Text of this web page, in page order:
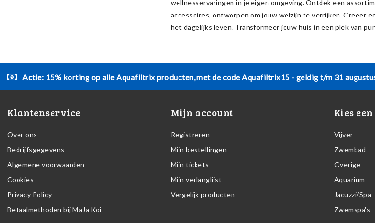
wellnesservaringen in je eigen omgeving. Ontdek een
accessoires, ontworpen om jouw welzijn te verrijken. Creëer
het dagelijks leven. Transformeer jouw huis in een plek van
Actie: 15% korting op alle Aquafiltrix producten, met de code Aquafiltrix15 - geldig t/m 31
Klantenservice
Over ons
Bedrijfsgegevens
Algemene voorwaarden
Cookies
Privacy Policy
Betaalmethoden bij MaJa Koi
Mijn account
Registreren
Mijn bestellingen
Mijn tickets
Mijn verlanglijst
Vergelijk producten
Kies
Vijver
Zwembad
Overige
Aquarium
Jacuzzi/Spa
Zwemspa's